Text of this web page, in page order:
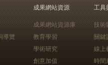
導覽
成果網站資源
成果網站資源庫
教育學習
學術研究
創意加值
工具
技術
關鍵
線上
時間